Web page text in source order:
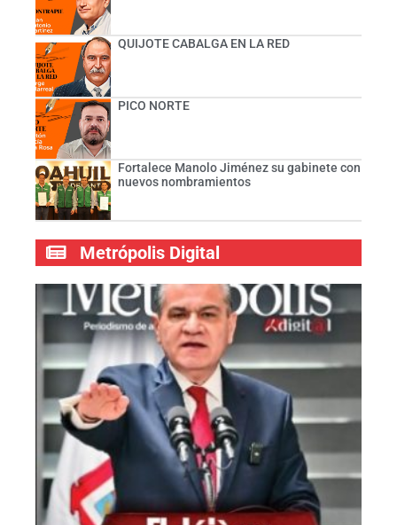
QUIJOTE CABALGA EN LA RED
PICO NORTE
Fortalece Manolo Jiménez su gabinete con
nuevos nombramientos
Metrópolis Digital